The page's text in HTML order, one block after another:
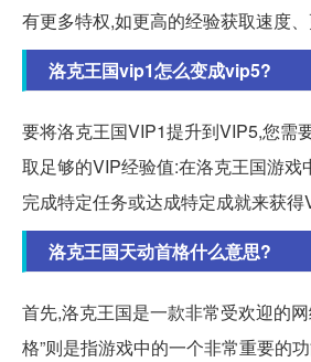
有更多特权,如更高的经验获取速度、
洛克王国vip1怎么变成vip5?
要将洛克王国VIP1提升到VIP5,您需
取足够的VIP经验值:在洛克王国游戏
完成特定任务或达成特定成就来获得
洛克王国天动首格什么意思?
首先,洛克王国是一款非常受欢迎的
格”则是指游戏中的一个非常重要的